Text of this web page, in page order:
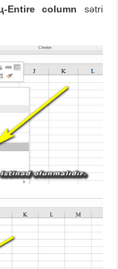
-Entire column sətri